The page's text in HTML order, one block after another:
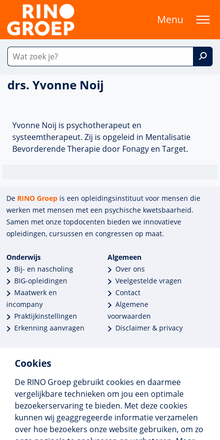
Cookies
De RINO Groep gebruikt cookies en daarmee
vergelijkbare technieken om jou een optimale
bezoekerservaring te bieden. Met deze cookies
kunnen wij geaggregeerde informatie verzamelen
over hoe bezoekers onze website gebruiken, om zo
Menu
drs. Yvonne Noij
Yvonne Noij is psychotherapeut en
systeemtherapeut. Zij is opgeleid in Mentalisatie
Bevorderende Therapie door Fonagy en Target.
De RINO Groep is een opleidings­insti­tuut voor mensen die
werken met mensen met een psychische kwets­baar­heid.
Samen met onze top­docenten bieden we innova­tieve
opleidingen, cursussen en congres­sen op maat.
Onderwijs
Bij- en nascholing
BIG-opleidingen
Maatwerk en
incompany
Praktijkinstellingen
Erkenning aanvragen
Algemeen
Over ons
Veelgestelde vragen
Contact
Algemene
voorwaarden
Disclaimer & privacy
Meer dan 250 opleidingen
Alle BIG-opleidingen in huis
Cedeo-erkend en CRKBO-geregistreerd
Gemiddelde beoordeling 8,4